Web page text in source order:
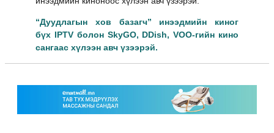
“Дуудлагын хов базагч” инээдмийн киног
бүх IPTV болон SkyGO, DDish, VOО-гийн кино
сангаас хүлээн авч үзээрэй.